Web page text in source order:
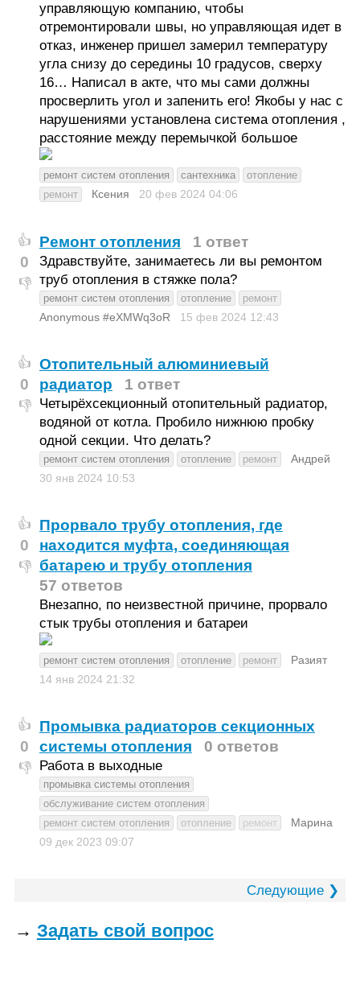
управляющую компанию, чтобы
отремонтировали швы, но управляющая идет в
отказ, инженер пришел замерил температуру
угла снизу до середины 10 градусов, сверху
16… Написал в акте, что мы сами должны
просверлить угол и запенить его! Якобы у нас с
нарушениями установлена система отопления ,
расстояние между перемычкой большое
ремонт систем отопления сантехника
отопление
ремонт
Ксения 20 фев 2024 04:06
👍
0
👎
Ремонт отопления 1 ответ
Здравствуйте, занимаетесь ли вы ремонтом
труб отопления в стяжке пола?
ремонт систем отопления отопление ремонт
Anonymous #eXMWq3oR 15 фев 2024 12:43
👍
0
👎
Отопительный алюминиевый
радиатор
1 ответ
Четырёхсекционный отопительный радиатор,
водяной от котла. Пробило нижнюю пробку
одной секции. Что делать?
ремонт систем отопления отопление ремонт
Андрей
30 янв 2024 10:53
👍
0
👎
Прорвало трубу отопления, где
находится муфта, соединяющая
батарею и трубу отопления
57 ответов
Внезапно, по неизвестной причине, прорвало
стык трубы отопления и батареи
ремонт систем отопления отопление ремонт
Разият
14 янв 2024 21:32
👍
0
👎
Промывка радиаторов секционных
системы отопления
0 ответов
Работа в выходные
промывка системы отопления
обслуживание систем отопления
ремонт систем отопления
отопление ремонт
Марина
09 дек 2023 09:07
Следующие ❯
→ Задать свой вопрос